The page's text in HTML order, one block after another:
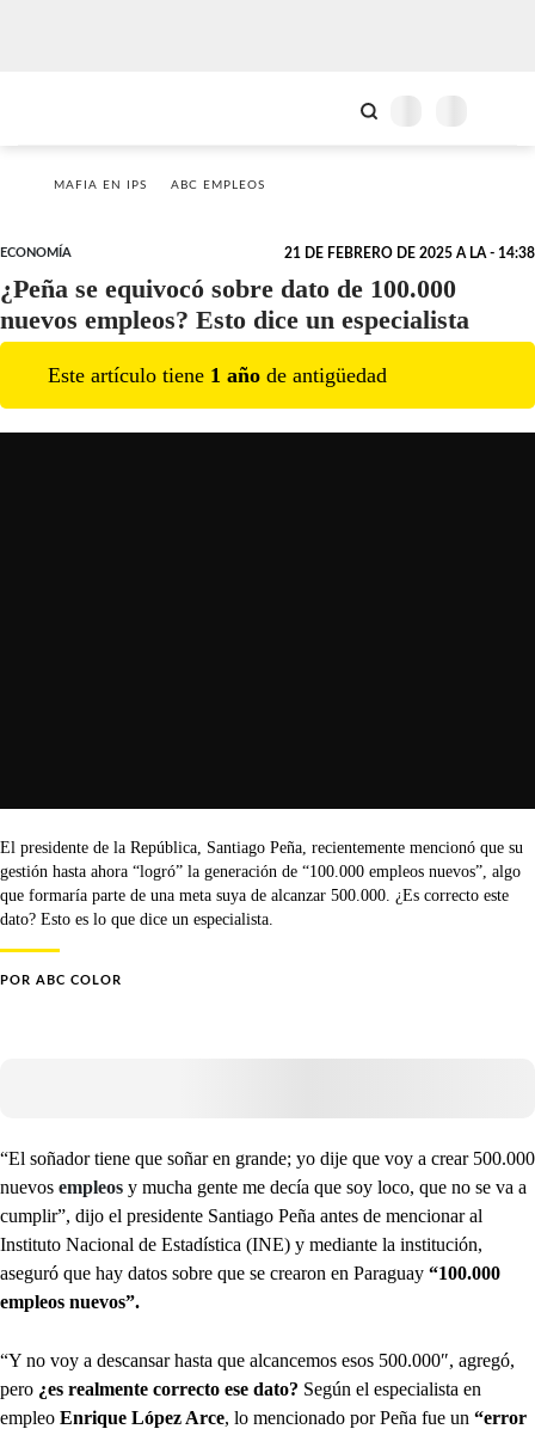
MAFIA EN IPS ABC EMPLEOS
ECONOMÍA 21 DE FEBRERO DE 2025 A LA - 14:38
¿Peña se equivocó sobre dato de 100.000
nuevos empleos? Esto dice un especialista
Este artículo tiene 1 año de antigüedad
El presidente de la República, Santiago Peña, recientemente mencionó que su
gestión hasta ahora “logró” la generación de “100.000 empleos nuevos”, algo
que formaría parte de una meta suya de alcanzar 500.000. ¿Es correcto este
dato? Esto es lo que dice un especialista.
POR ABC COLOR
“El soñador tiene que soñar en grande; yo dije que voy a crear 500.000
nuevos empleos y mucha gente me decía que soy loco, que no se va a
cumplir”, dijo el presidente Santiago Peña antes de mencionar al
Instituto Nacional de Estadística (INE) y mediante la institución,
aseguró que hay datos sobre que se crearon en Paraguay “100.000
empleos nuevos”.
“Y no voy a descansar hasta que alcancemos esos 500.000″, agregó,
pero ¿es realmente correcto ese dato? Según el especialista en
empleo Enrique López Arce, lo mencionado por Peña fue un “error